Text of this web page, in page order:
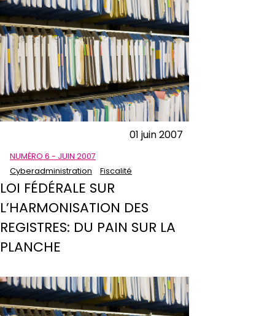
01 juin 2007
NUMÉRO 6 - JUIN 2007
Cyberadministration
Fiscalité
LOI FÉDÉRALE SUR
L’HARMONISATION DES
REGISTRES: DU PAIN SUR LA
PLANCHE